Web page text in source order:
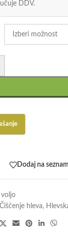
DDV.
Dodaj na
voljo
Čiščenje hleva,